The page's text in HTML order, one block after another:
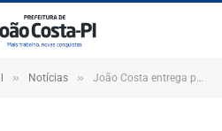
» Notícias » João Costa entrega primeira casa do programa Minha Casa Minha Vida Rural na localidade Mucambo.